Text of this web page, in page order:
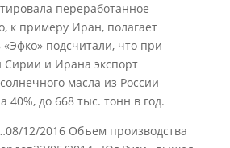
переработанное
к примеру Иран, полагает
подсчитали, что при
и Ирана экспорт
масла из России
40%, до 668 тыс. тонн в год.
12/2016 Объем производства